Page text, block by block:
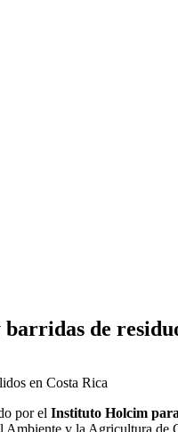
de
por el Instituto Holcim
y la Agricultura de